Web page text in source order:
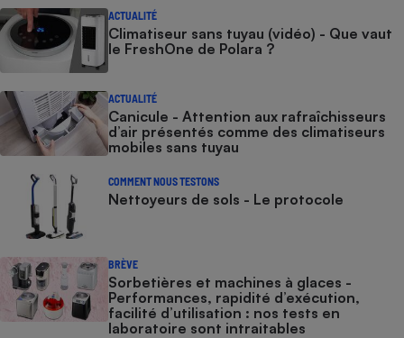
ACTUALITÉ
Climatiseur sans tuyau (vidéo) - Que vaut
le FreshOne de Polara ?
ACTUALITÉ
Canicule - Attention aux rafraîchisseurs
d’air présentés comme des climatiseurs
mobiles sans tuyau
COMMENT NOUS TESTONS
Nettoyeurs de sols - Le protocole
BRÈVE
Sorbetières et machines à glaces​​​​​​ -
Performances, rapidité d’exécution,
facilité d’utilisation : nos tests en
laboratoire sont intraitables